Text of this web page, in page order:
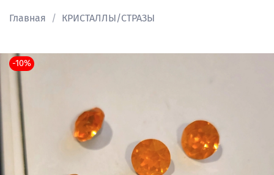
Главная КРИСТАЛЛЫ/СТРАЗЫ
-10%